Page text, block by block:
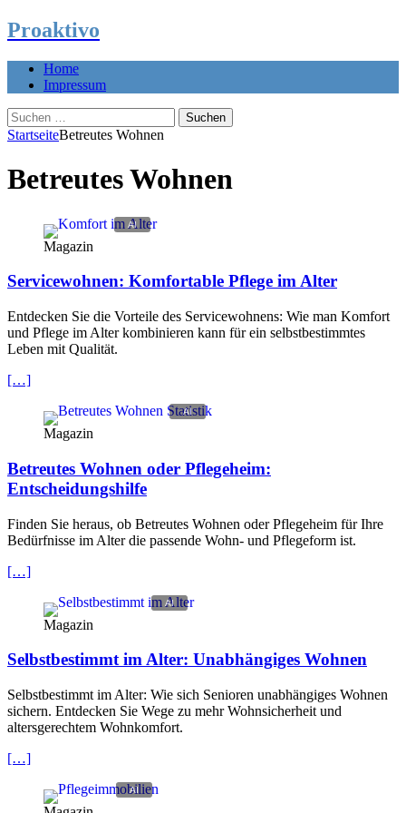
Proaktivo
Home
Impressum
Suchen
nach:
StartseiteBetreutes Wohnen
Betreutes Wohnen
Magazin
Servicewohnen: Komfortable Pflege im Alter
Entdecken Sie die Vorteile des Servicewohnens: Wie man Komfort
und Pflege im Alter kombinieren kann für ein selbstbestimmtes
Leben mit Qualität.
[…]
Magazin
Betreutes Wohnen oder Pflegeheim:
Entscheidungshilfe
Finden Sie heraus, ob Betreutes Wohnen oder Pflegeheim für Ihre
Bedürfnisse im Alter die passende Wohn- und Pflegeform ist.
[…]
Magazin
Selbstbestimmt im Alter: Unabhängiges Wohnen
Selbstbestimmt im Alter: Wie sich Senioren unabhängiges Wohnen
sichern. Entdecken Sie Wege zu mehr Wohnsicherheit und
altersgerechtem Wohnkomfort.
[…]